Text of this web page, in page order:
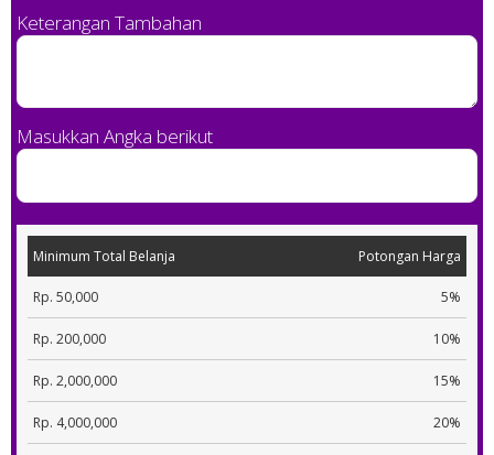
Keterangan Tambahan
Masukkan Angka berikut
Minimum Total Belanja Potongan Harga
Rp. 50,000 5%
Rp. 200,000 10%
Rp. 2,000,000 15%
Rp. 4,000,000 20%